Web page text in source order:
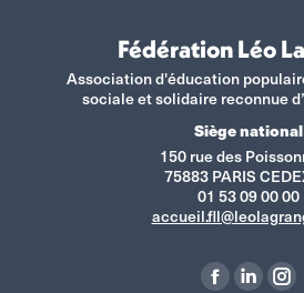
Fédération Léo
Association d'éducation
sociale et solidaire reconnue
Siège national
150 rue des
75883 PARIS
01 53 09 00 00